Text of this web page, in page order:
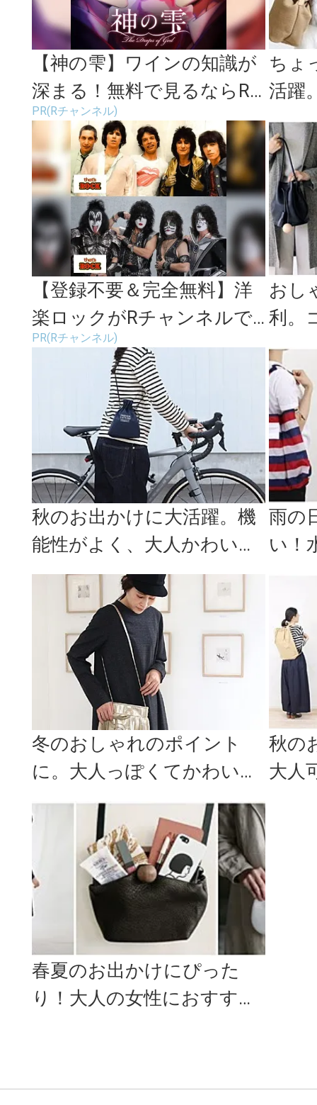
【神の雫】ワインの知識が
深まる！無料で見るならR
チャンネル
PR(Rチャンネル)
ちょ
活躍
「
ー...
【登録不要＆完全無料】洋
楽ロックがRチャンネルで
見放題
PR(Rチャンネル)
おし
利。
せや
ョル
秋のお出かけに大活躍。機
能性がよく、大人かわいい
スポーティーショルダーバ
ッグ
雨の
い！
冬のおしゃれのポイント
に。大人っぽくてかわいい
ショルダーバッグ特集
秋の
大人
春夏のお出かけにぴった
り！大人の女性におすすめ